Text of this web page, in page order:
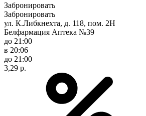
Забронировать
Забронировать
ул. К.Либкнехта, д. 118, пом. 2Н
Белфармация Аптека №39
до 21:00
в 20:06
до 21:00
3,29 р.